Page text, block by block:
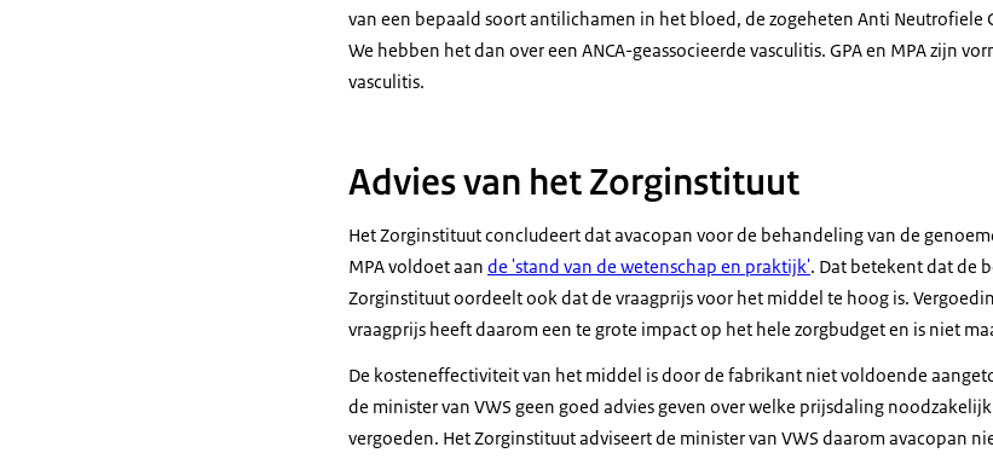
van een bepaald soort antilichamen in het bloed, de zogeheten Anti Neutrofiele
We hebben het dan over een ANCA-geassocieerde vasculitis. GPA en MPA zijn
vasculitis.
Advies van het Zorginstituut
Het Zorginstituut concludeert dat avacopan voor de behandeling van de
MPA voldoet aan de 'stand van de wetenschap en praktijk'. Dat betekent dat de
Zorginstituut oordeelt ook dat de vraagprijs voor het middel te hoog is.
vraagprijs heeft daarom een te grote impact op het hele zorgbudget en is niet
De kosteneffectiviteit van het middel is door de fabrikant niet voldoende
de minister van VWS geen goed advies geven over welke prijsdaling
vergoeden. Het Zorginstituut adviseert de minister van VWS daarom avacopan